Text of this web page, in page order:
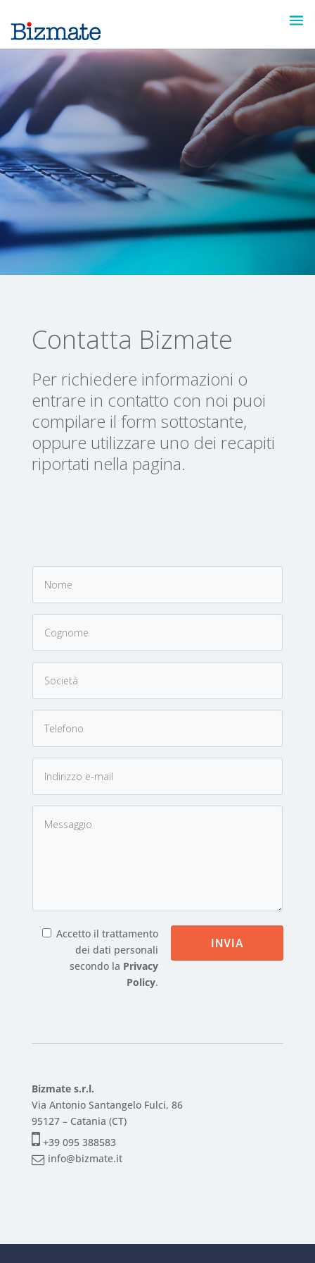
Contatta Bizmate
Per richiedere informazioni o
entrare in contatto con noi puoi
compilare il form sottostante,
oppure utilizzare uno dei recapiti
riportati nella pagina.
Accetto il trattamento
dei dati personali
secondo la Privacy
Policy.
INVIA
Bizmate s.r.l.
Via Antonio Santangelo Fulci, 86
95127 – Catania (CT)
+39 095 388583
info@bizmate.it